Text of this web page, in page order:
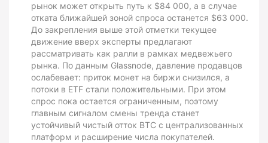
рынок может открыть путь к $84 000, а в случае
отката ближайшей зоной спроса останется $63 000.
До закрепления выше этой отметки текущее
движение вверх эксперты предлагают
рассматривать как ралли в рамках медвежьего
рынка. По данным Glassnode, давление продавцов
ослабевает: приток монет на биржи снизился, а
потоки в ETF стали положительными. При этом
спрос пока остается ограниченным, поэтому
главным сигналом смены тренда станет
устойчивый чистый отток BTC с централизованных
платформ и расширение числа покупателей.